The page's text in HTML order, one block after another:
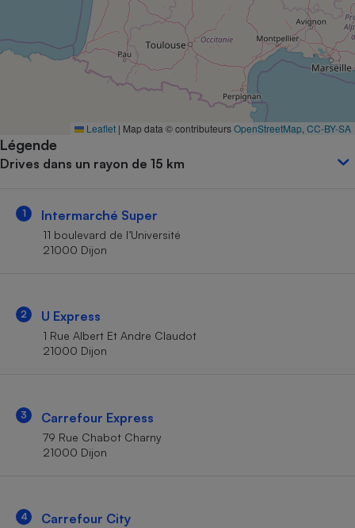
Leaflet | Map data © contributeursOpenStreetMap CC-BY-SA
Légende
Drives dans un rayon de 15 km
1 Intermarché Super
11 boulevard de l’Université
21000 Dijon
2 U Express
1 Rue Albert Et Andre Claudot
21000 Dijon
3 Carrefour Express
79 Rue Chabot Charny
21000 Dijon
4 Carrefour City
Complément
alimentaire
Assurance emprunteur
Petit électroménager -
Mutuelle